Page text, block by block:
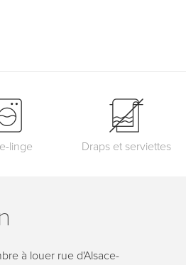
linge Draps et serviettes
à louer rue d'Alsace-